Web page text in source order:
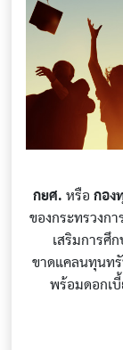
กยศ. หรือ กอง
ของกระทรวงก
เสริมการศึ
ขาดแคลนทุนท
พร้อมดอกเ